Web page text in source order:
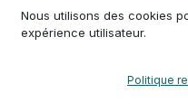
Etat: Moyen
Matière : Bois bouleau
Aspect : panneau de
Nous utilisons des cookies
expérience utilisateur.
Politique